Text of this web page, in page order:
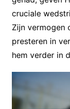
cruciale
Zijn vermogen
presteren in
hem verder in